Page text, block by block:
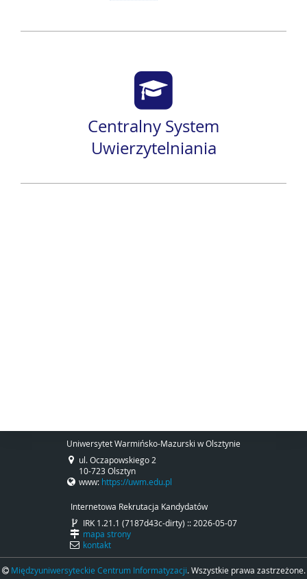
Centralny System
Uwierzytelniania
Uniwersytet Warmińsko-Mazurski w Olsztynie
ul. Oczapowskiego 2
10-723 Olsztyn
www: https://uwm.edu.pl
Internetowa Rekrutacja Kandydatów
IRK 1.21.1 (7187d43c-dirty) :: 2026-05-07
mapa strony
kontakt
Międzyuniwersyteckie Centrum Informatyzacji. Wszystkie prawa zastrzeżone.